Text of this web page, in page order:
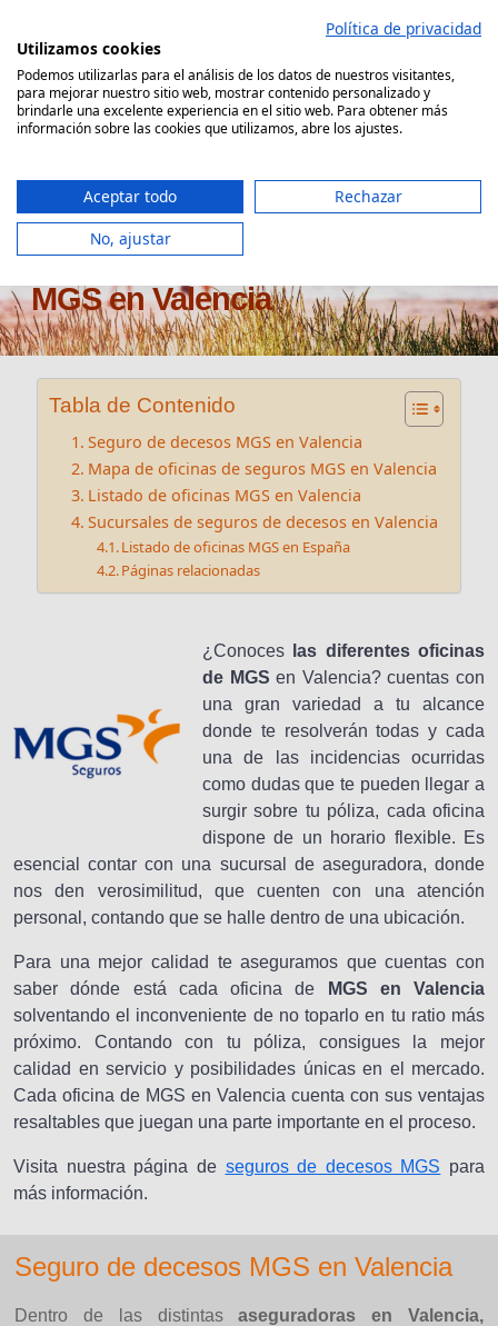
contenido
Comparador Seguro Decesos
Oficinas seguros de decesos
MGS en Valencia
Tabla de Contenido
Seguro de decesos MGS en Valencia
Mapa de oficinas de seguros MGS en Valencia
Listado de oficinas MGS en Valencia
Sucursales de seguros de decesos en Valencia
Listado de oficinas MGS en España
Páginas relacionadas
¿Conoces
las diferentes oficinas
de MGS en Valencia? cuentas con
una gran variedad a tu alcance
donde te resolverán todas y cada
una de las incidencias ocurridas
como dudas que te pueden llegar a
surgir sobre tu póliza, cada oficina
dispone de un horario flexible. Es
esencial contar con una sucursal de aseguradora, donde
nos den verosimilitud, que cuenten con una atención
personal, contando que se halle dentro de una ubicación.
Para una mejor calidad te aseguramos que cuentas con
saber dónde está cada oficina de
MGS en Valencia
solventando el inconveniente de no toparlo en tu ratio más
próximo. Contando con tu póliza, consigues la mejor
calidad en servicio y posibilidades únicas en el mercado.
Cada oficina de MGS en Valencia cuenta con sus ventajas
resaltables que juegan una parte importante en el proceso.
Visita nuestra página de seguros de decesos MGS para
más información.
Seguro de decesos MGS en Valencia
Dentro de las distintasaseguradoras en Valencia,
Política de privacidad
Utilizamos cookies
Podemos utilizarlas para el análisis de los datos de nuestros visitantes,
para mejorar nuestro sitio web, mostrar contenido personalizado y
brindarle una excelente experiencia en el sitio web. Para obtener más
información sobre las cookies que utilizamos, abre los ajustes.
Aceptar todo
Rechazar
No, ajustar